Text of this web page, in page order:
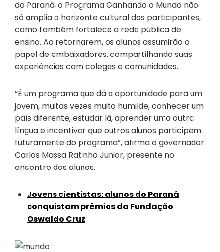
do Paraná, o Programa Ganhando o Mundo não
só amplia o horizonte cultural dos participantes,
como também fortalece a rede pública de
ensino. Ao retornarem, os alunos assumirão o
papel de embaixadores, compartilhando suas
experiências com colegas e comunidades.
“É um programa que dá a oportunidade para um
jovem, muitas vezes muito humilde, conhecer um
país diferente, estudar lá, aprender uma outra
língua e incentivar que outros alunos participem
futuramente do programa”, afirma o governador
Carlos Massa Ratinho Junior, presente no
encontro dos alunos.
Jovens cientistas: alunos do Paraná
conquistam prêmios da Fundação
Oswaldo Cruz